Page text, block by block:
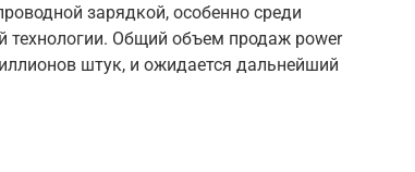
зарядкой, особенно среди
технологии. Общий объем продаж power
штук, и ожидается дальнейший